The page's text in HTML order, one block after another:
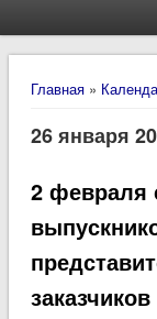
Вы здесь
Главная»
26 января
2 февраля